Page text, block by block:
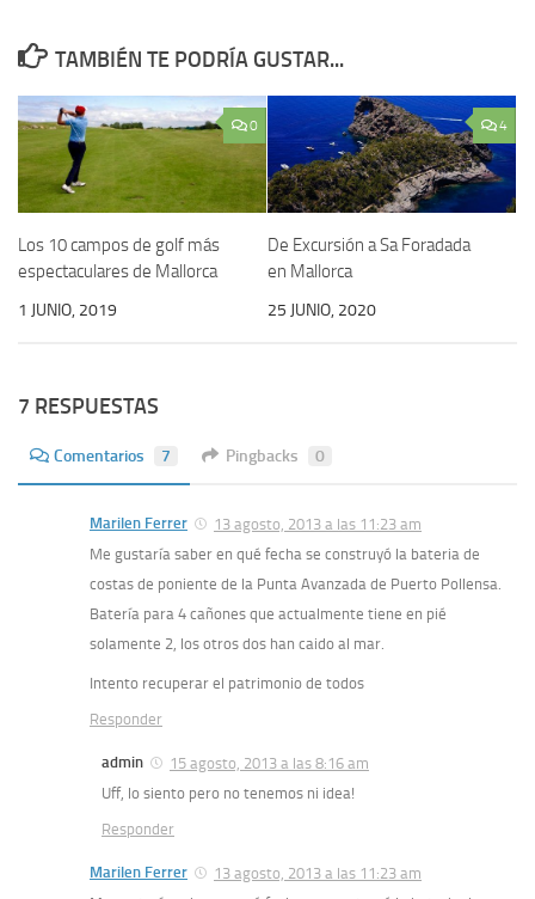
TAMBIÉN TE PODRÍA GUSTAR...
0
Los 10 campos de golf más
espectaculares de Mallorca
1 JUNIO, 2019
4
De Excursión a Sa Foradada
en Mallorca
25 JUNIO, 2020
7 RESPUESTAS
Comentarios 7 Pingbacks 0
Marilen Ferrer
13 agosto, 2013 a las 11:23 am
Me gustaría saber en qué fecha se construyó la bateria de
costas de poniente de la Punta Avanzada de Puerto Pollensa.
Batería para 4 cañones que actualmente tiene en pié
solamente 2, los otros dos han caido al mar.
Intento recuperar el patrimonio de todos
Responder
admin
15 agosto, 2013 a las 8:16 am
Uff, lo siento pero no tenemos ni idea!
Responder
Marilen Ferrer
13 agosto, 2013 a las 11:23 am